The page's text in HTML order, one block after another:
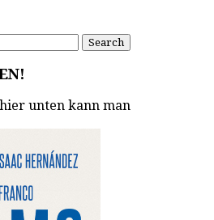
unten kann man